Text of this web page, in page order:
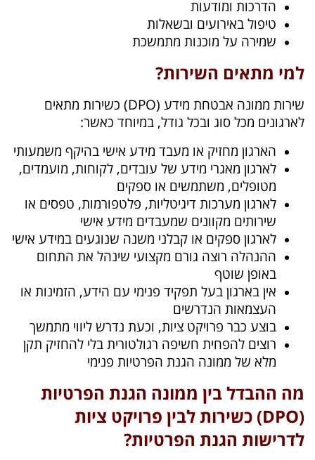
הדרכות ומודעות
טיפול באירועים ובשאלות
שמירה על מוכנות מתמשכת
למי מתאים השירות?
שירות ממונה אבטחת מידע (DPO) כשירות מתאים
לארגונים מכל סוג ובכל גודל, במיוחד כאשר:
הארגון מחזיק או מעבד מידע אישי בהיקף משמעותי
לארגון מאגרי מידע של עובדים, לקוחות, מועמדים,
מטופלים, משתמשים או ספקים
לארגון מערכות דיגיטליות, פלטפורמות, טפסים או
שירותים מקוונים שמעבדים מידע אישי
לארגון ספקים או קבלני משנה שנוגעים במידע אישי
ההנהלה רוצה גורם מקצועי שינהל את התחום
באופן שוטף
אין בארגון בעל תפקיד פנימי עם הידע, הזמינות או
העצמאות הנדרשים
בוצע כבר פרויקט ציות, וכעת נדרש ליווי מתמשך
רוצים להפחית חשיפה רגולטורית בלי להחזיק תקן
מלא של ממונה הגנת הפרטיות פנימי
מה ההבדל בין ממונה הגנת הפרטיות
(DPO) כשירות לבין פרויקט ציות
לדרישות הגנת הפרטיות?